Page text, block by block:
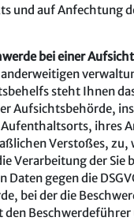
und auf Anfechtung
bei einer
anderweitigen
steht Ihnen
Aufsichtsbehörde,
ihres
Verstoßes, zu,
Verarbeitung der Sie
Daten gegen die
bei der die
Beschwerdeführer